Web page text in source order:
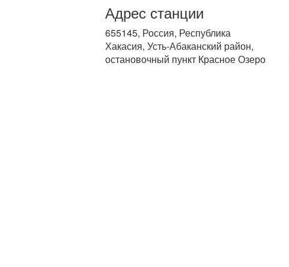
Адрес станции
655145, Россия, Республика
Хакасия, Усть-Абаканский район,
остановочный пункт Красное Озеро